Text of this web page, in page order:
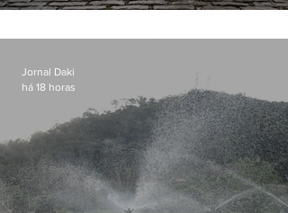
Jornal Daki
há 18 horas